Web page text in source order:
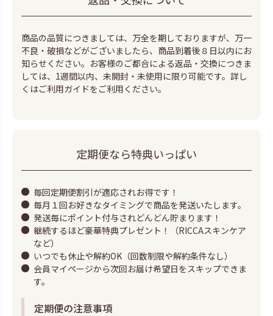
商品の品質につきましては、万全を期しておりますが、万一
不良・破損などがございましたら、商品到着後８日以内にお
知らせください。お客様のご都合による返品・交換につきま
しては、1週間以内、未開封・未使用に限り可能です。詳し
くはご利用ガイドをご利用ください。
定期便なら特典いっぱい
毎回定期便割引が適応されお得です！
毎月１回お好きなタイミングで商品を発送いたします。
発送毎にポイント付与されどんどん貯まります！
継続するほど豪華特典プレゼント！（RICCAスキンケア
など）
いつでも休止や解約OK（回数制限や解約条件なし）
会員マイページから次回お届け希望日をスキップできま
す。
定期便の注意事項